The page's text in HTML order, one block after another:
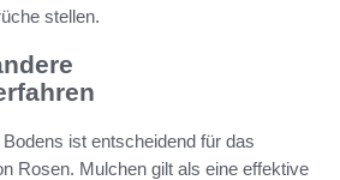
stellen.
ist entscheidend für das
Rosen. Mulchen gilt als eine effektive